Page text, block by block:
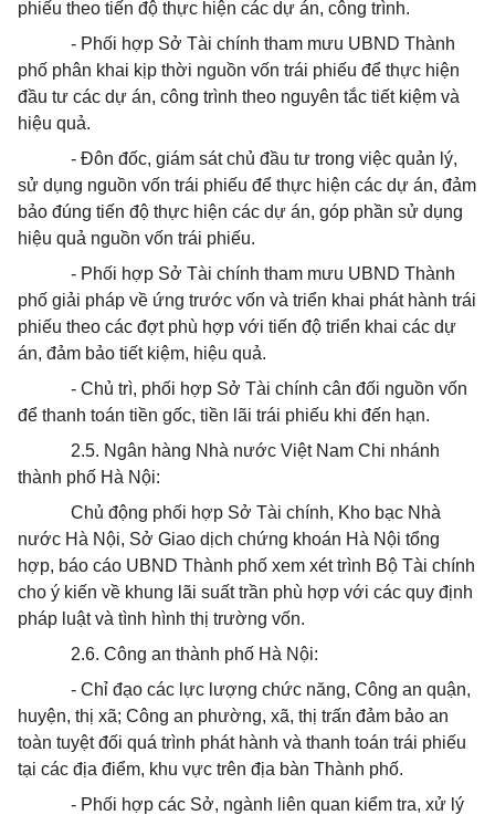
phiếu theo tiến độ thực hiện các dự án, công trình.
- Phối hợp Sở Tài chính tham mưu UBND Thành
phố phân khai kịp thời nguồn vốn trái phiếu để thực hiện
đầu tư các dự án, công trình theo nguyên tắc tiết kiệm và
hiệu quả.
- Đôn đốc, giám sát chủ đầu tư trong việc quản lý,
sử dụng nguồn vốn trái phiếu để thực hiện các dự án, đảm
bảo đúng tiến độ thực hiện các dự án, góp phần sử dụng
hiệu quả nguồn vốn trái phiếu.
- Phối hợp Sở Tài chính tham mưu UBND Thành
phố giải pháp về ứng trước vốn và triển khai phát hành trái
phiếu theo các đợt phù hợp với tiến độ triển khai các dự
án, đảm bảo tiết kiệm, hiệu quả.
- Chủ trì, phối hợp Sở Tài chính cân đối nguồn vốn
để thanh toán tiền gốc, tiền lãi trái phiếu khi đến hạn.
2.5. Ngân hàng Nhà nước Việt Nam Chi nhánh
thành phố Hà Nội:
Chủ động phối hợp Sở Tài chính, Kho bạc Nhà
nước Hà Nội, Sở Giao dịch chứng khoán Hà Nội tổng
hợp, báo cáo UBND Thành phố xem xét trình Bộ Tài chính
cho ý kiến về khung lãi suất trần phù hợp với các quy định
pháp luật và tình hình thị trường vốn.
2.6. Công an thành phố Hà Nội:
- Chỉ đạo các lực lượng chức năng, Công an quận,
huyện, thị xã; Công an phường, xã, thị trấn đảm bảo an
toàn tuyệt đối quá trình phát hành và thanh toán trái phiếu
tại các địa điểm, khu vực trên địa bàn Thành phố.
- Phối hợp các Sở, ngành liên quan kiểm tra, xử lý